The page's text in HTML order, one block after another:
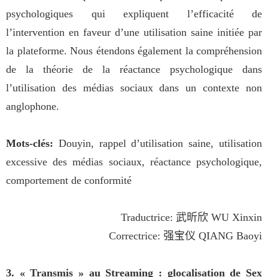
psychologiques qui expliquent l’efficacité de
l’intervention en faveur d’une utilisation saine initiée par
la plateforme. Nous étendons également la compréhension
de la théorie de la réactance psychologique dans
l’utilisation des médias sociaux dans un contexte non
anglophone.
Mots-clés: Douyin, rappel d’utilisation saine, utilisation
excessive des médias sociaux, réactance psychologique,
comportement de conformité
Traductrice: 武昕欣 WU Xinxin
Correctrice: 强宝仪 QIANG Baoyi
3. « Transmis » au Streaming : glocalisation de Sex